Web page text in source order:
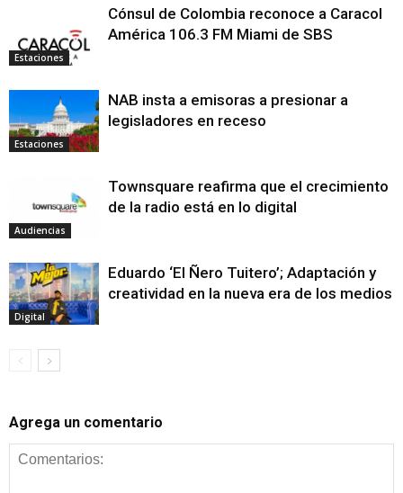
Estaciones
Cónsul de Colombia reconoce a Caracol
América 106.3 FM Miami de SBS
Estaciones
NAB insta a emisoras a presionar a
legisladores en receso
Audiencias
Townsquare reafirma que el crecimiento
de la radio está en lo digital
Digital
Eduardo ‘El Ñero Tuitero’; Adaptación y
creatividad en la nueva era de los medios
Agrega un comentario